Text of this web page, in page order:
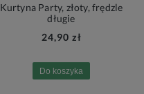
Kurtyna Party, złoty, frędzle
długie
24,90 zł
Do koszyka